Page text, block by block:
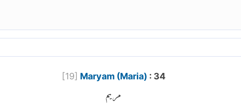
[19] Maryam (Maria) : 34
مريم